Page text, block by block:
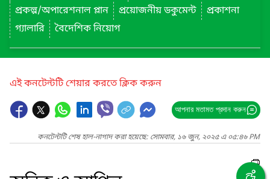
প্রকল্প/অপারেশনাল প্লান
প্রয়োজনীয় ডকুমেন্ট
প্রকাশনা
গ্যালারি
বৈদেশিক নিয়োগ
এই কনটেন্টটি শেয়ার করতে ক্লিক করুন
আপনার মতামত প্রদান করুন
কনটেন্টটি শেষ হাল-নাগাদ করা হয়েছে: সোমবার, ১৬ জুন, ২০২৫ এ ০৫:৪৬ PM